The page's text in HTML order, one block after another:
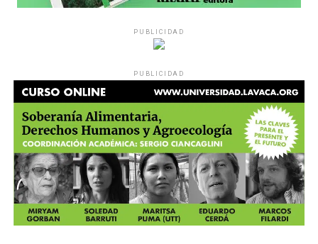
PUBLICIDAD
PUBLICIDAD